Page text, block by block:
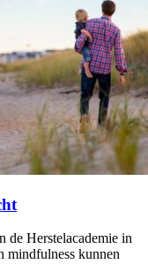
de Herstelacademie in
mindfulness kunnen